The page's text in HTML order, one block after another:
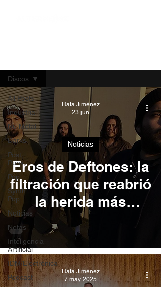
All Posts
Industrial
Nu Metal
Darks
Post
Punk
Pop
Synth
Pop
Noticias
Notas
Inteligencia
Artificial
IDM/Electrónica
Podcast
Discos
Eros de Deftones: la
filtración que reabrió
la herida más
profunda de la
banda
Noticias
Rafa Jiménez
23 jun
Rafa Jiménez
7 may 2025